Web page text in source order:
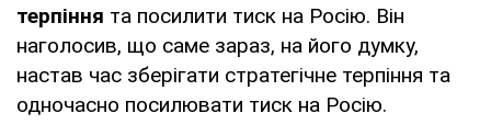
терпіння та посилити тиск на Росію. Він
наголосив, що саме зараз, на його думку,
настав час зберігати стратегічне терпіння та
одночасно посилювати тиск на Росію.